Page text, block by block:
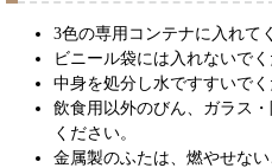
3色の専用コンテナに入れて
ビニール袋には入れないでく
中身を処分し水ですすいでく
飲食用以外のびん、ガラス
ください。
金属製のふたは、燃やせない